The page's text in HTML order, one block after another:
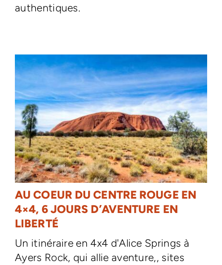
authentiques.
AU COEUR DU CENTRE ROUGE EN
4×4, 6 JOURS D’AVENTURE EN
LIBERTÉ
Un itinéraire en 4x4 d'Alice Springs à
Ayers Rock, qui allie aventure,, sites